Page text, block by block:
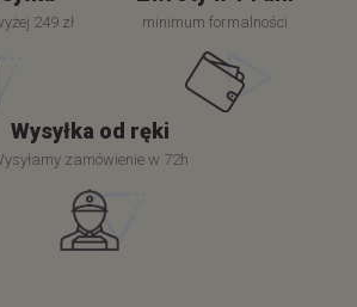
249 zł minimum formalności
Wysyłka od ręki
zamówienie w 72h